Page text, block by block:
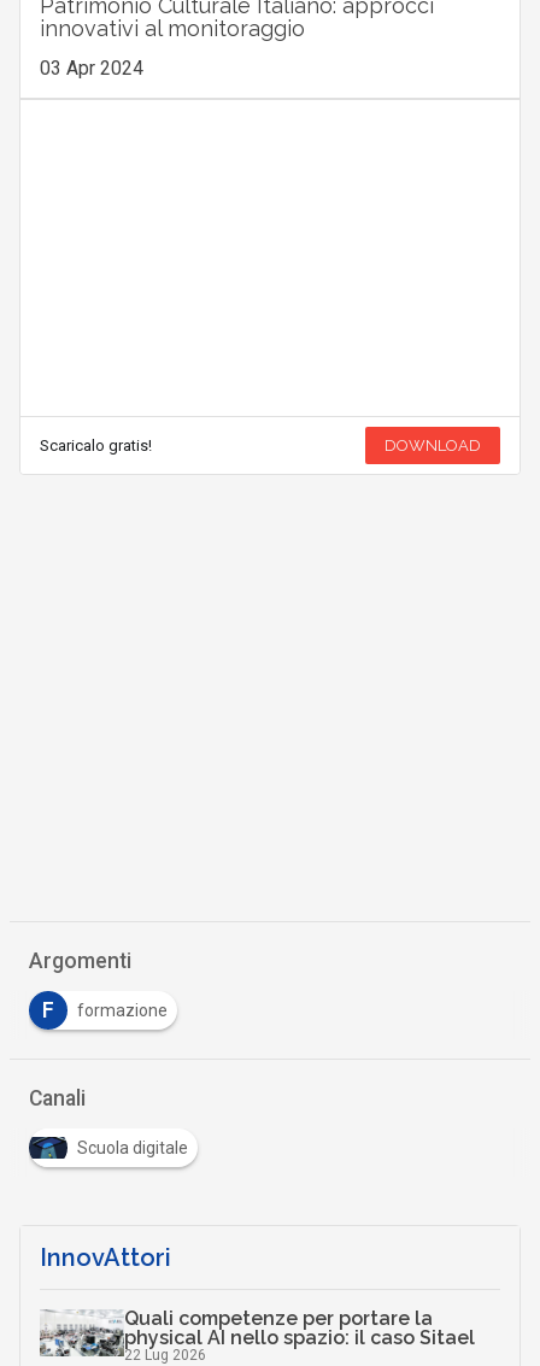
innovativi al monitoraggio
03 Apr 2024
Scaricalo gratis! DOWNLOAD
Argomenti
F formazione
Canali
Scuola digitale
InnovAttori
Quali competenze per portare la
physical AI nello spazio: il caso Sitael
22 Lug 2026